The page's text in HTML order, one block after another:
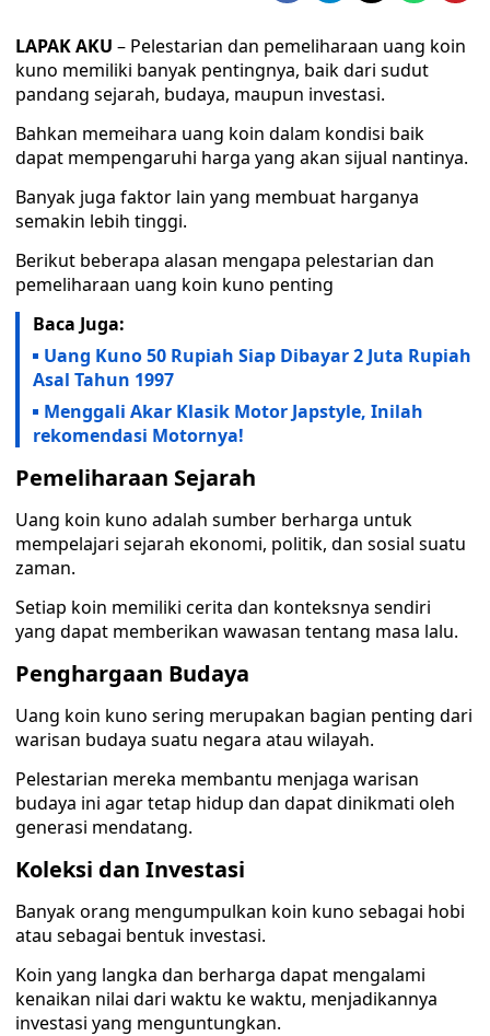
LAPAK AKU – Pelestarian dan pemeliharaan uang koin
kuno memiliki banyak pentingnya, baik dari sudut
pandang sejarah, budaya, maupun investasi.
Bahkan memeihara uang koin dalam kondisi baik
dapat mempengaruhi harga yang akan sijual nantinya.
Banyak juga faktor lain yang membuat harganya
semakin lebih tinggi.
Berikut beberapa alasan mengapa pelestarian dan
pemeliharaan uang koin kuno penting
Baca Juga:
Uang Kuno 50 Rupiah Siap Dibayar 2 Juta Rupiah
Asal Tahun 1997
Menggali Akar Klasik Motor Japstyle, Inilah
rekomendasi Motornya!
Pemeliharaan Sejarah
Uang koin kuno adalah sumber berharga untuk
mempelajari sejarah ekonomi, politik, dan sosial suatu
zaman.
Setiap koin memiliki cerita dan konteksnya sendiri
yang dapat memberikan wawasan tentang masa lalu.
Penghargaan Budaya
Uang koin kuno sering merupakan bagian penting dari
warisan budaya suatu negara atau wilayah.
Pelestarian mereka membantu menjaga warisan
budaya ini agar tetap hidup dan dapat dinikmati oleh
generasi mendatang.
Koleksi dan Investasi
Banyak orang mengumpulkan koin kuno sebagai hobi
atau sebagai bentuk investasi.
Koin yang langka dan berharga dapat mengalami
kenaikan nilai dari waktu ke waktu, menjadikannya
investasi yang menguntungkan.